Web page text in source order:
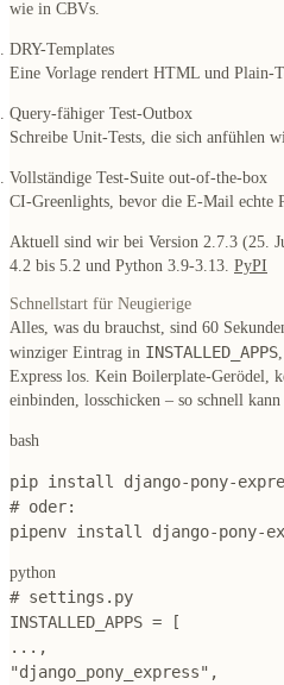
wie in CBVs.
DRY-Templates
Eine Vorlage rendert HTML und Plain-
Query-fähiger Test-Outbox
Schreibe Unit-Tests, die sich anfühlen
Vollständige Test-Suite out-of-the-box
CI-Greenlights, bevor die E-Mail echte
Aktuell sind wir bei Version 2.7.3 (25.
4.2 bis 5.2 und Python 3.9-3.13. PyPI
Schnellstart für Neugierige
Alles, was du brauchst, sind 60
winziger Eintrag in INSTALLED_APPS
Express los. Kein Boilerplate-Gerödel,
einbinden, losschicken – so schnell
bash
pip install django-pony-
# oder:
pipenv install django-pony-
python
# settings.py
INSTALLED_APPS = [
...,
"django_pony_express",